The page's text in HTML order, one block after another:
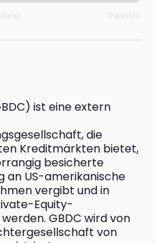
ist eine extern
die
Kreditmärkten bietet,
besicherte
an US-amerikanische
vergibt und in
Equity-
GBDC wird von
von